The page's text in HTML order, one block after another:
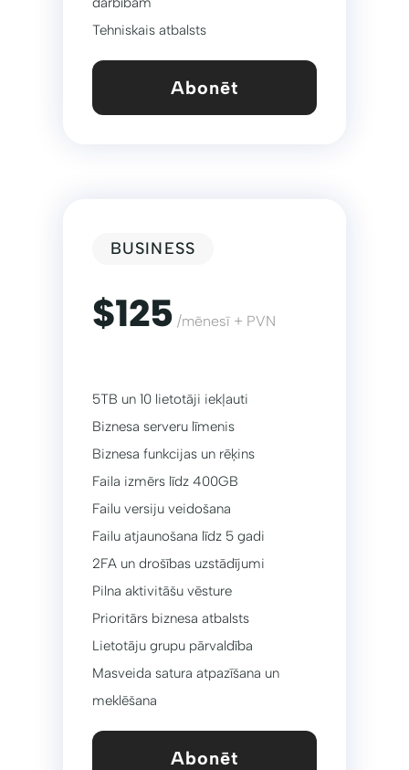
Tehniskais atbalsts
Abonēt
BUSINESS
$125 /mēnesī + PVN
5TB un 10 lietotāji iekļauti
Biznesa serveru līmenis
Biznesa funkcijas un rēķins
Faila izmērs līdz 400GB
Failu versiju veidošana
Failu atjaunošana līdz 5 gadi
2FA un drošības uzstādījumi
Pilna aktivitāšu vēsture
Prioritārs biznesa atbalsts
Lietotāju grupu pārvaldība
Masveida satura atpazīšana un
meklēšana
Abonēt